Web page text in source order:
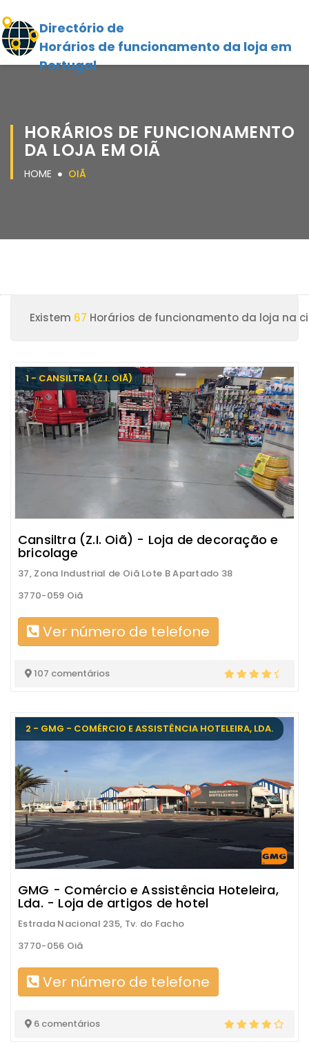
Directório de
Horários de funcionamento da loja em
Portugal
HORÁRIOS DE FUNCIONAMENTO
DA LOJA EM OIÃ
HOME OIÃ
Existem 67 Horários de funcionamento da loja na
1 - CANSILTRA (Z.I. OIÃ)
Cansiltra (Z.I. Oiã) - Loja de decoração e
bricolage
37, Zona Industrial de Oiã Lote B Apartado 38
3770-059 Oiã
Ver número de telefone
107 comentários
2 - GMG - COMÉRCIO E ASSISTÊNCIA HOTELEIRA, LDA.
GMG - Comércio e Assistência Hoteleira,
Lda. - Loja de artigos de hotel
Estrada Nacional 235, Tv. do Facho
3770-056 Oiã
Ver número de telefone
6 comentários